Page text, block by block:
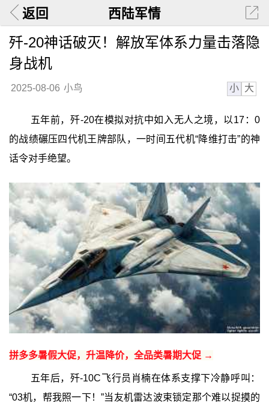
返回 西陆军情
歼-20神话破灭！解放军体系力量击落隐
身战机
2025-08-06 小鸟 小 大
五年前，歼-20在模拟对抗中如入无人之境，以17：0
的战绩碾压四代机王牌部队，一时间五代机“降维打击”的神
话令对手绝望。
拼多多暑假大促，升温降价，全品类暑期大促 →
五年后，歼-10C飞行员肖楠在体系支撑下冷静呼叫：
“03机，帮我照一下！”当友机雷达波束锁定那个难以捉摸的